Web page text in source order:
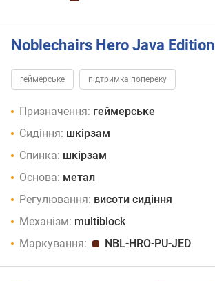
Noblechairs Hero Java Edition
геймерське підтримка попереку
Призначення: геймерське
Сидіння: шкірзам
Спинка: шкірзам
Основа: метал
Регулювання: висоти сидіння
Механізм: multiblock
Маркування:
NBL-HRO-PU-JED